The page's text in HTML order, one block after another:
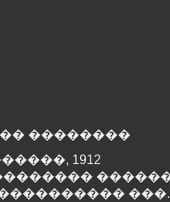
��������
1912